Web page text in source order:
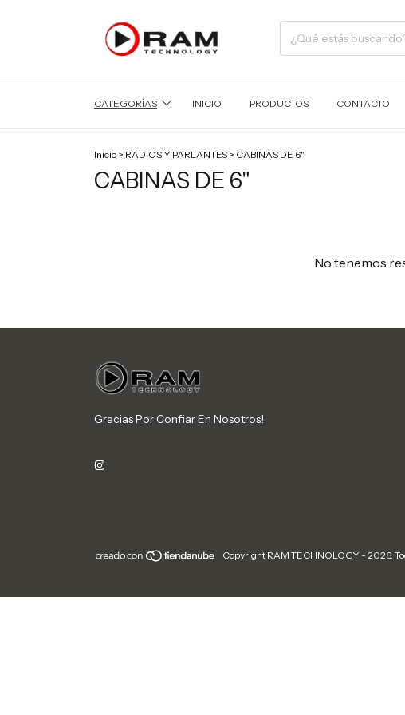
CATEGORÍAS INICIO PRODUCTOS CONTACTO
Inicio > RADIOS Y PARLANTES > CABINAS DE 6"
CABINAS DE 6"
No tenemos
Gracias Por Confiar En Nosotros!
Copyright RAM TECHNOLOGY - 2026.